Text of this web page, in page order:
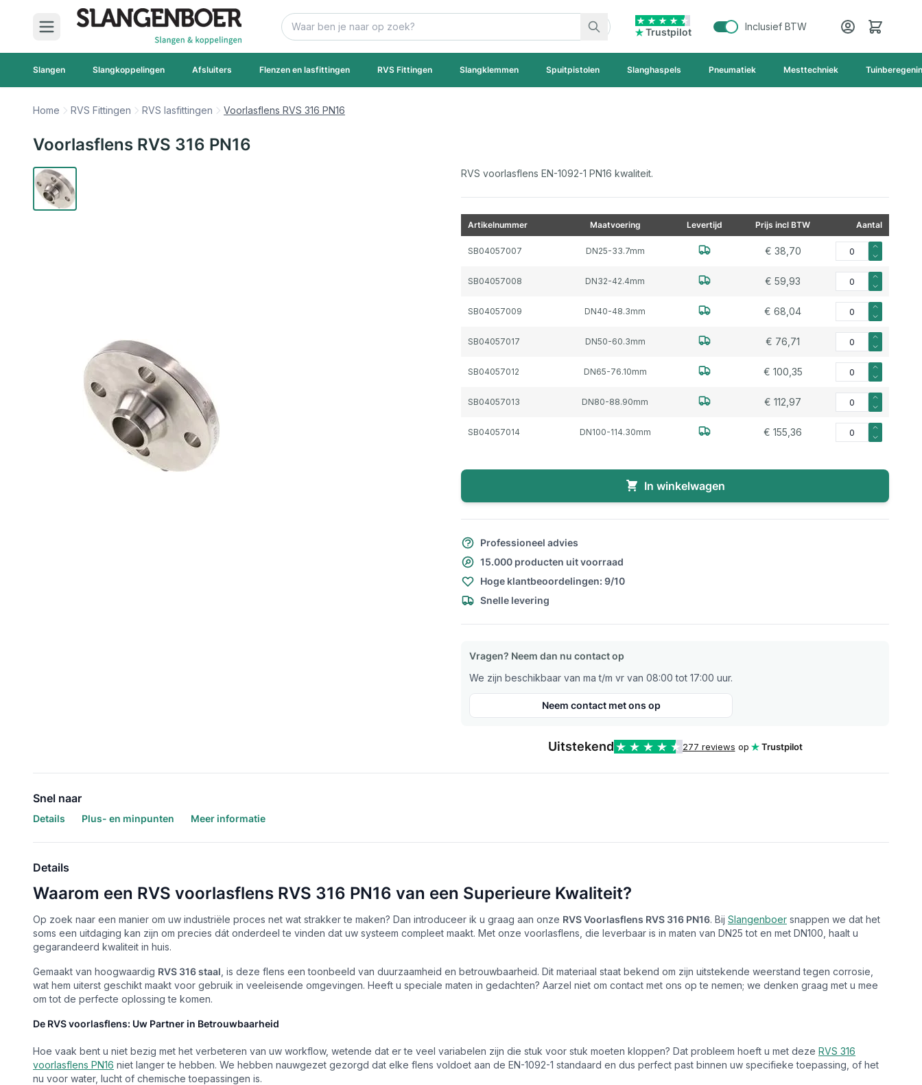
Ga naar de inhoud
Zoek
Trustpilot
Inclusief BTW Cart
Slangen Slangkoppelingen Afsluiters Flenzen en lasfittingen RVS Fittingen Slangklemmen Spuitpistolen Slanghaspels Pneumatiek Mesttechniek
Home RVS Fittingen RVS lasfittingen Voorlasflens RVS 316 PN16
Voorlasflens RVS 316 PN16
RVS voorlasflens EN-1092-1 PN16 kwaliteit.
Artikelnummer Maatvoering Levertijd Prijs incl BTW Aantal
SB04057007 DN25-33.7mm € 38,70 Aantal voor
SB04057008 DN32-42.4mm € 59,93 Aantal voor
SB04057009 DN40-48.3mm € 68,04 Aantal voor
SB04057017 DN50-60.3mm € 76,71 Aantal voor
SB04057012 DN65-76.10mm € 100,35 Aantal voor
SB04057013 DN80-88.90mm € 112,97 Aantal voor
SB04057014 DN100-114.30mm € 155,36 Aantal voor
In winkelwagen
Professioneel advies
15.000 producten uit voorraad
Hoge klantbeoordelingen: 9/10
Snelle levering
Vragen? Neem dan nu contact op
We zijn beschikbaar van ma t/m vr van 08:00 tot 17:00 uur.
Neem contact met ons op
Uitstekend 277 reviews op Trustpilot
Snel naar
Details Plus- en minpunten Meer informatie
Details
Waarom een RVS voorlasflens RVS 316 PN16 van een Superieure Kwaliteit?
Op zoek naar een manier om uw industriële proces net wat strakker te maken? Dan introduceer ik u graag aan onze RVS Voorlasflens RVS 316 PN16. Bij Slangenboer snappen we dat het
soms een uitdaging kan zijn om precies dát onderdeel te vinden dat uw systeem compleet maakt. Met onze voorlasflens, die leverbaar is in maten van DN25 tot en met DN100, haalt u
gegarandeerd kwaliteit in huis.
Gemaakt van hoogwaardig RVS 316 staal , is deze flens een toonbeeld van duurzaamheid en betrouwbaarheid. Dit materiaal staat bekend om zijn uitstekende weerstand tegen corrosie,
wat hem uiterst geschikt maakt voor gebruik in veeleisende omgevingen. Heeft u speciale maten in gedachten? Aarzel niet om contact met ons op te nemen; we denken graag met u mee
om tot de perfecte oplossing te komen.
De RVS voorlasflens: Uw Partner in Betrouwbaarheid
Hoe vaak bent u niet bezig met het verbeteren van uw workflow, wetende dat er te veel variabelen zijn die stuk voor stuk moeten kloppen? Dat probleem hoeft u met deze RVS 316
voorlasflens PN16 niet langer te hebben. We hebben nauwgezet gezorgd dat elke flens voldoet aan de EN-1092-1 standaard en dus perfect past binnen uw specifieke toepassing, of het
nu voor water, lucht of chemische toepassingen is.